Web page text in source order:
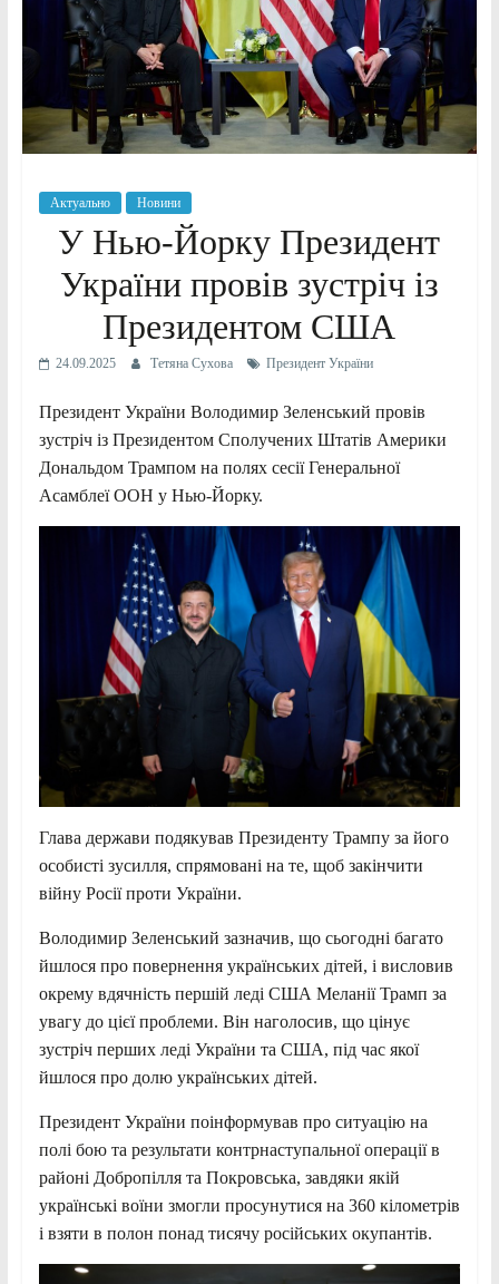
Актуально Новини
У Нью-Йорку Президент
України провів зустріч із
Президентом США
24.09.2025 Тетяна Сухова Президент України
Президент України Володимир Зеленський провів
зустріч із Президентом Сполучених Штатів Америки
Дональдом Трампом на полях сесії Генеральної
Асамблеї ООН у Нью-Йорку.
Глава держави подякував Президенту Трампу за його
особисті зусилля, спрямовані на те, щоб закінчити
війну Росії проти України.
Володимир Зеленський зазначив, що сьогодні багато
йшлося про повернення українських дітей, і висловив
окрему вдячність першій леді США Меланії Трамп за
увагу до цієї проблеми. Він наголосив, що цінує
зустріч перших леді України та США, під час якої
йшлося про долю українських дітей.
Президент України поінформував про ситуацію на
полі бою та результати контрнаступальної операції в
районі Добропілля та Покровська, завдяки якій
українські воїни змогли просунутися на 360 кілометрів
і взяти в полон понад тисячу російських окупантів.